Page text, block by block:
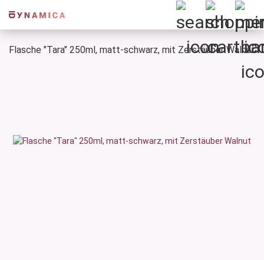
Flasche "Tara" 250ml, matt-schwarz, mit Zerstäuber Walnut